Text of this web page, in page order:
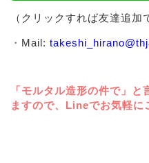
（クリックすれば友達追加
・ Mail:
「モルタル造形の件で」
ますので、Lineでお気軽に